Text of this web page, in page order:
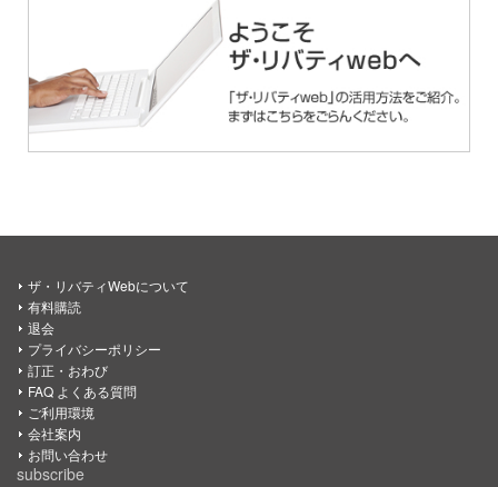
ザ・リバティWebについて
有料購読
退会
プライバシーポリシー
訂正・おわび
FAQ よくある質問
ご利用環境
会社案内
お問い合わせ
subscribe